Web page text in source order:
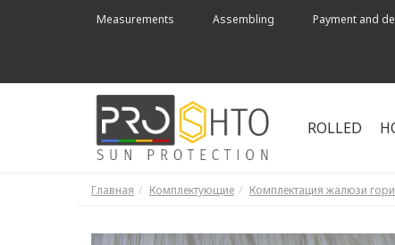
Measurements Assembling Payment and
ROLLED
Главная Комплектующие Комплектация жалюзи